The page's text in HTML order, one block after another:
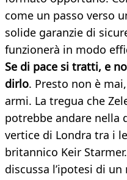
come un passo verso
solide garanzie di
funzionerà in modo
Se di pace si tratti, e
dirlo. Presto non è
armi. La tregua che
potrebbe andare nella
vertice di Londra tra i
britannico Keir
discussa l’ipotesi di un